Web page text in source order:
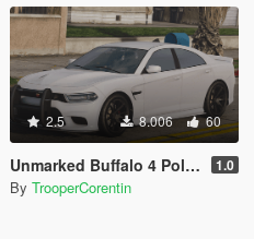
2.5 8.006 60
Unmarked Buffalo 4 Police Vehicle [Add-On / FiveM] 1.0
By TrooperCorentin